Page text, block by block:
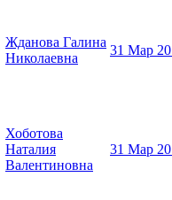
Жданова Галина
Николаевна
31 Мар
Хоботова
Наталия
Валентиновна
31 Мар